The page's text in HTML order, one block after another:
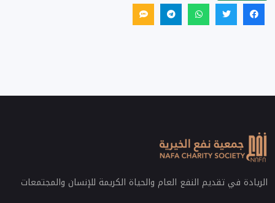
الريادة في تقديم النفع العام والحياة الكريمة للإنسان والمجتمعات